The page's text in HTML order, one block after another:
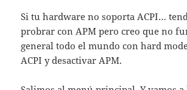
Si tu hardware no soporta ACPI…
probrar con APM pero creo que no
general todo el mundo con hard
ACPI y desactivar APM.